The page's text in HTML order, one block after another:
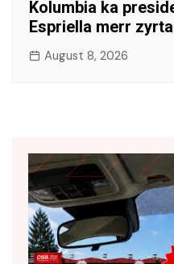
Kolumbia ka
Espriella merr
August 8, 2026